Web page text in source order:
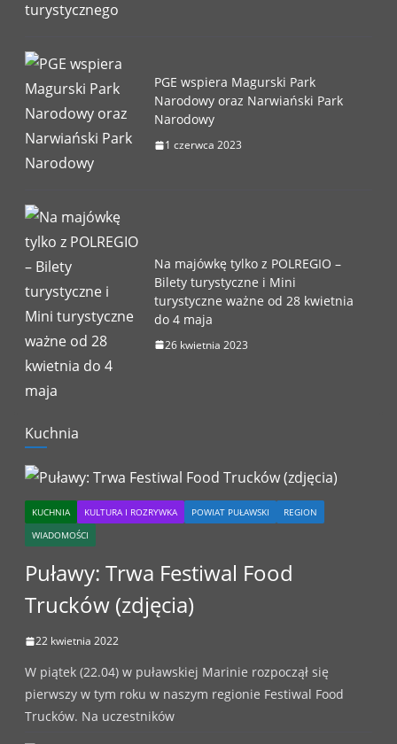
PGE wspiera Magurski Park
Narodowy oraz Narwiański Park
Narodowy
1 czerwca 2023
Na majówkę tylko z POLREGIO –
Bilety turystyczne i Mini
turystyczne ważne od 28 kwietnia
do 4 maja
26 kwietnia 2023
Kuchnia
KUCHNIA KULTURA I ROZRYWKA POWIAT PUŁAWSKI
REGION
WIADOMOŚCI
Puławy: Trwa Festiwal Food
Trucków (zdjęcia)
22 kwietnia 2022
W piątek (22.04) w puławskiej Marinie rozpoczął się
pierwszy w tym roku w naszym regionie Festiwal Food
Trucków. Na uczestników